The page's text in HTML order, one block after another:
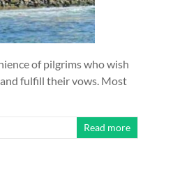
of pilgrims who wish
fulfill their vows. Most
Read more